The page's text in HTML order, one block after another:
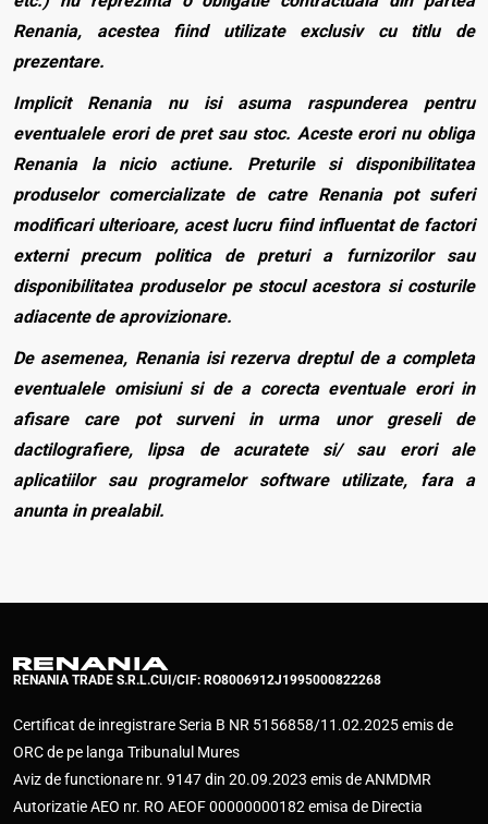
Renania, acestea fiind utilizate exclusiv cu titlu de
prezentare.
Implicit Renania nu isi asuma raspunderea pentru
eventualele erori de pret sau stoc. Aceste erori nu obliga
Renania la nicio actiune. Preturile si disponibilitatea
produselor comercializate de catre Renania pot suferi
modificari ulterioare, acest lucru fiind influentat de factori
externi precum politica de preturi a furnizorilor sau
disponibilitatea produselor pe stocul acestora si costurile
adiacente de aprovizionare.
De asemenea, Renania isi rezerva dreptul de a completa
eventualele omisiuni si de a corecta eventuale erori in
afisare care pot surveni in urma unor greseli de
dactilografiere, lipsa de acuratete si/ sau erori ale
aplicatiilor sau programelor software utilizate, fara a
anunta in prealabil.
RENANIA TRADE S.R.L.CUI/CIF: RO8006912J1995000822268
Certificat de inregistrare Seria B NR 5156858/11.02.2025 emis de
ORC de pe langa Tribunalul Mures
Aviz de functionare nr. 9147 din 20.09.2023 emis de ANMDMR
Autorizatie AEO nr. RO AEOF 00000000182 emisa de Directia